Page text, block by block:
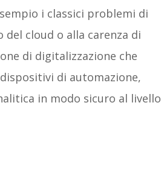
i classici problemi di
cloud o alla carenza di
di digitalizzazione che
di automazione,
in modo sicuro al livello